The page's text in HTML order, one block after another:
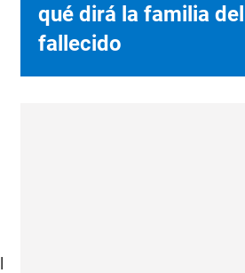
qué dirá la familia
fallecido